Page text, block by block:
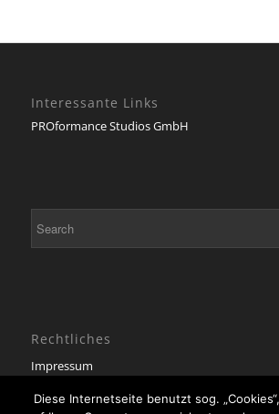
Interessante Links
PROformance Studios GmbH
Rechtliches
Impressum
Datenschutzerklärung
Diese Internetseite benutzt sog.